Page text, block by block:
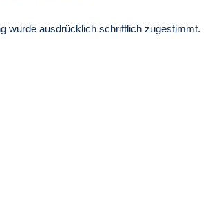
wurde ausdrücklich schriftlich zugestimmt.